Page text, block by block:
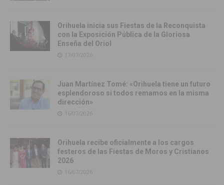
Orihuela inicia sus Fiestas de la Reconquista
con la Exposición Pública de la Gloriosa
Enseña del Oriol
17/07/2026
Juan Martínez Tomé: «Orihuela tiene un futuro
esplendoroso si todos remamos en la misma
dirección»
16/07/2026
Orihuela recibe oficialmente a los cargos
festeros de las Fiestas de Moros y Cristianos
2026
16/07/2026